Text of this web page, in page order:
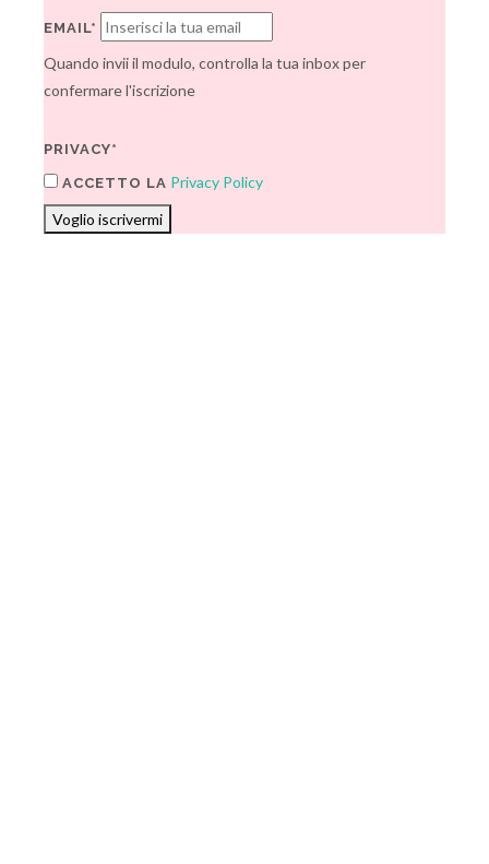
EMAIL*
Quando invii il modulo, controlla la tua inbox per
confermare l'iscrizione
PRIVACY*
ACCETTO LA Privacy Policy
Voglio iscrivermi